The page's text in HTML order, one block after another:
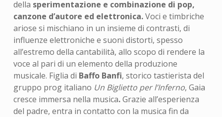
della sperimentazione e combinazione di pop,
canzone d’autore ed elettronica.Voci e timbriche
ariose si mischiano in un insieme di contrasti, di
influenze elettroniche e suoni distorti, spesso
all’estremo della cantabilità, allo scopo di rendere la
voce al pari di un elemento della produzione
musicale. Figlia di Baffo Banfi, storico tastierista del
gruppo prog italiano Un Biglietto per l’Inferno, Gaia
cresce immersa nella musica.Grazie all’esperienza
del padre, entra in contatto con la musica fin da